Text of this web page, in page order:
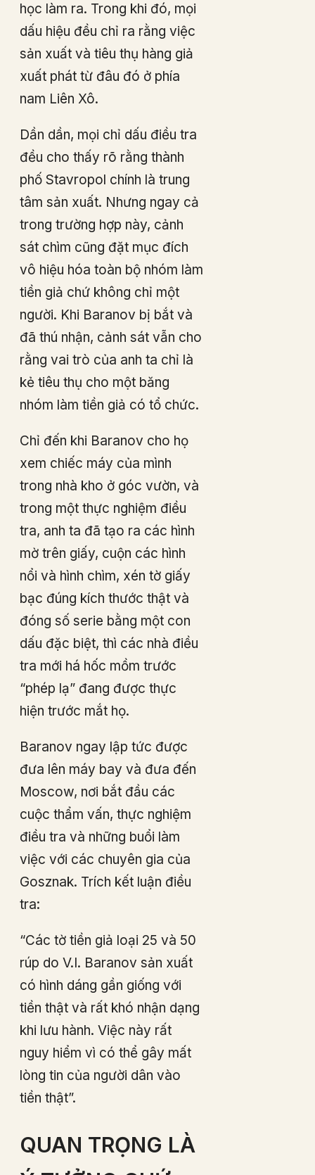
học làm ra. Trong khi đó, mọi
dấu hiệu đều chỉ ra rằng việc
sản xuất và tiêu thụ hàng giả
xuất phát từ đâu đó ở phía
nam Liên Xô.
Dần dần, mọi chỉ dấu điều tra
đều cho thấy rõ rằng thành
phố Stavropol chính là trung
tâm sản xuất. Nhưng ngay cả
trong trường hợp này, cảnh
sát chìm cũng đặt mục đích
vô hiệu hóa toàn bộ nhóm làm
tiền giả chứ không chỉ một
người. Khi Baranov bị bắt và
đã thú nhận, cảnh sát vẫn cho
rằng vai trò của anh ta chỉ là
kẻ tiêu thụ cho một băng
nhóm làm tiền giả có tổ chức.
Chỉ đến khi Baranov cho họ
xem chiếc máy của mình
trong nhà kho ở góc vườn, và
trong một thực nghiệm điều
tra, anh ta đã tạo ra các hình
mờ trên giấy, cuộn các hình
nổi và hình chìm, xén tờ giấy
bạc đúng kích thước thật và
đóng số serie bằng một con
dấu đặc biệt, thì các nhà điều
tra mới há hốc mồm trước
“phép lạ” đang được thực
hiện trước mắt họ.
Baranov ngay lập tức được
đưa lên máy bay và đưa đến
Moscow, nơi bắt đầu các
cuộc thẩm vấn, thực nghiệm
điều tra và những buổi làm
việc với các chuyên gia của
Gosznak. Trích kết luận điều
tra:
“Các tờ tiền giả loại 25 và 50
rúp do V.I. Baranov sản xuất
có hình dáng gần giống với
tiền thật và rất khó nhận dạng
khi lưu hành. Việc này rất
nguy hiểm vì có thể gây mất
lòng tin của người dân vào
tiền thật”.
QUAN TRỌNG LÀ